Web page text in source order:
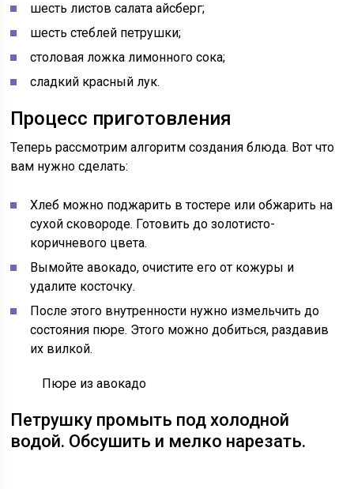
шесть листов салата айсберг;
шесть стеблей петрушки;
столовая ложка лимонного сока;
сладкий красный лук.
Процесс приготовления
Теперь рассмотрим алгоритм создания блюда. Вот что
вам нужно сделать:
Хлеб можно поджарить в тостере или обжарить на
сухой сковороде. Готовить до золотисто-
коричневого цвета.
Вымойте авокадо, очистите его от кожуры и
удалите косточку.
После этого внутренности нужно измельчить до
состояния пюре. Этого можно добиться, раздавив
их вилкой.
Пюре из авокадо
Петрушку промыть под холодной
водой. Обсушить и мелко нарезать.